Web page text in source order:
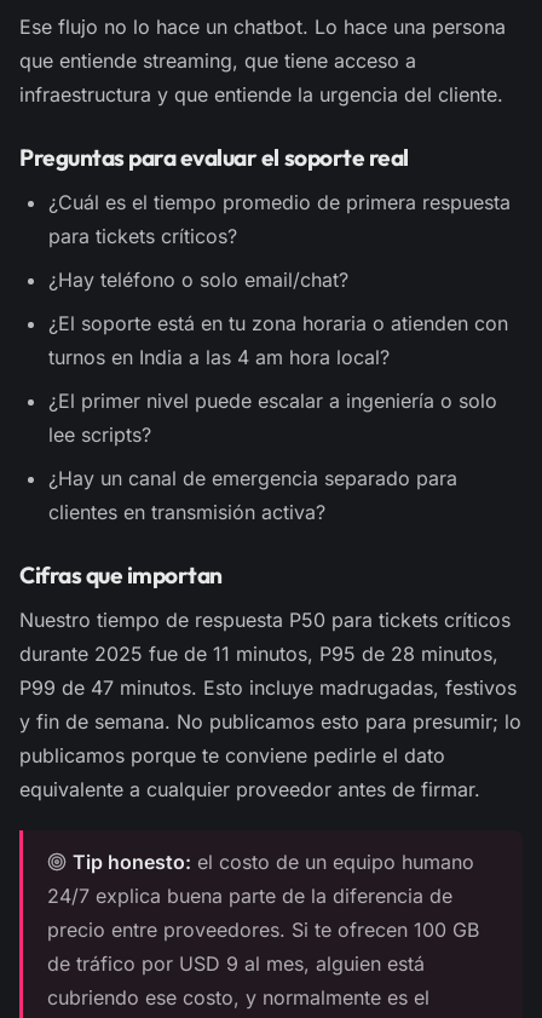
Ese flujo no lo hace un chatbot. Lo hace una persona
que entiende streaming, que tiene acceso a
infraestructura y que entiende la urgencia del cliente.
Preguntas para evaluar el soporte real
¿Cuál es el tiempo promedio de primera respuesta
para tickets críticos?
¿Hay teléfono o solo email/chat?
¿El soporte está en tu zona horaria o atienden con
turnos en India a las 4 am hora local?
¿El primer nivel puede escalar a ingeniería o solo
lee scripts?
¿Hay un canal de emergencia separado para
clientes en transmisión activa?
Cifras que importan
Nuestro tiempo de respuesta P50 para tickets críticos
durante 2025 fue de 11 minutos, P95 de 28 minutos,
P99 de 47 minutos. Esto incluye madrugadas, festivos
y fin de semana. No publicamos esto para presumir; lo
publicamos porque te conviene pedirle el dato
equivalente a cualquier proveedor antes de firmar.
Tip honesto: el costo de un equipo humano
24/7 explica buena parte de la diferencia de
precio entre proveedores. Si te ofrecen 100 GB
de tráfico por USD 9 al mes, alguien está
cubriendo ese costo, y normalmente es el